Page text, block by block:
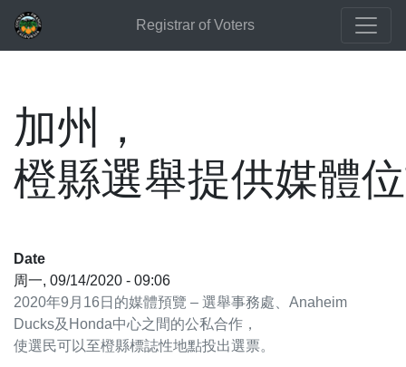
Registrar of Voters
加州，
橙縣選舉提供媒體
Date
周一, 09/14/2020 - 09:06
2020年9月16日的媒體預覽 – 選舉事務處、Anaheim
Ducks及Honda中心之間的公私合作，
使選民可以至橙縣標誌性地點投出選票。